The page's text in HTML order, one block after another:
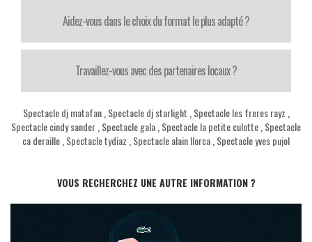
Aidez-vous dans le choix du format le plus adapté ?
Travaillez-vous avec des partenaires locaux ?
Spectacle dj matafan, Spectacle dj starlight Spectacle les freres rayz
Spectacle cindy sander Spectacle gala Spectacle la petite culotte Spectacle
ca deraille Spectacle tydiaz Spectacle alain llorca Spectacle yves pujol
VOUS RECHERCHEZ UNE AUTRE INFORMATION ?